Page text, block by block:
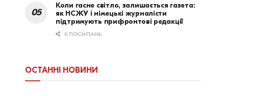
Коли гасне світло, залишається газета:
як НСЖУ і німецькі журналісти
підтримують прифронтові редакції
0 ПОСИЛАНЬ
ОСТАННІ НОВИНИ